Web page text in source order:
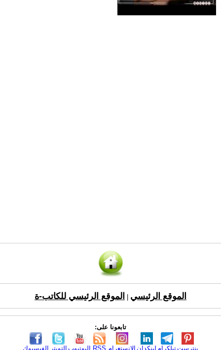
الموقع الرئيسي الموقع الرئيسي للكاتب-ة
تابعونا على:
الفيسبوك التويتر اليوتيوب RSS الانستغرام لينكدإن تيلكرامبنترست